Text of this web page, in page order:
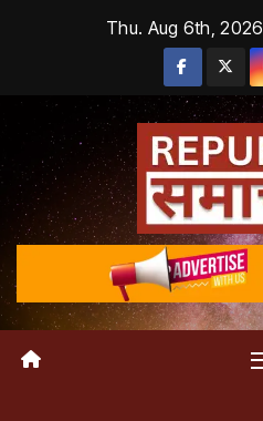
Thu. Aug 6th, 2026